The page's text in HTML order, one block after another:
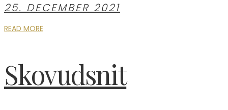
25. DECEMBER 2021
READ MORE
Skovudsnit